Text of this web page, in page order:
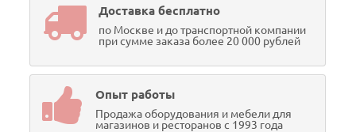
Доставка бесплатно
по Москве и до транспортной компании
при сумме заказа более 20 000 рублей
Опыт работы
Продажа оборудования и мебели для
магазинов и ресторанов с 1993 года